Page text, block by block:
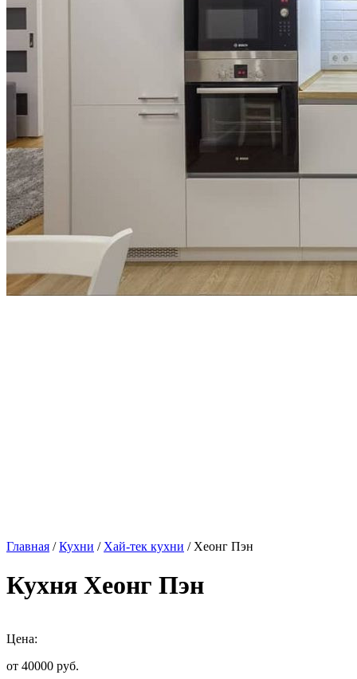
Главная /Кухни / Хай-тек кухни / Хеонг Пэн
Кухня Хеонг Пэн
Цена:
от 40000 руб.